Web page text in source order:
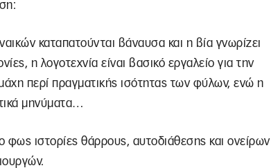
καταπατούνται βάναυσα και η βία γνωρίζει
η λογοτεχνία είναι βασικό εργαλείο για την
περί πραγματικής ισότητας των φύλων, ενώ η
μηνύματα…
φως ιστορίες θάρρους, αυτοδιάθεσης και ονείρων